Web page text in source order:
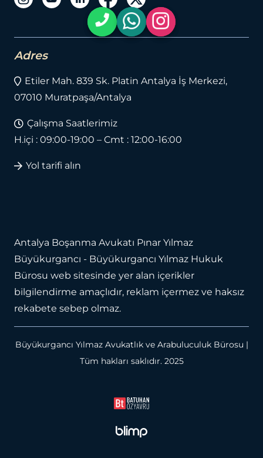
Adres
Etiler Mah. 839 Sk. Platin Antalya İş Merkezi,
07010 Muratpaşa/Antalya
Çalışma Saatlerimiz
H.içi : 09:00-19:00 – Cmt : 12:00-16:00
Yol tarifi alın
Antalya Boşanma Avukatı Pınar Yılmaz
Büyükurgancı - Büyükurgancı Yılmaz Hukuk
Bürosu web sitesinde yer alan içerikler
bilgilendirme amaçlıdır, reklam içermez ve haksız
rekabete sebep olmaz.
Büyükurgancı Yılmaz Avukatlık ve Arabuluculuk Bürosu |
Tüm hakları saklıdır. 2025